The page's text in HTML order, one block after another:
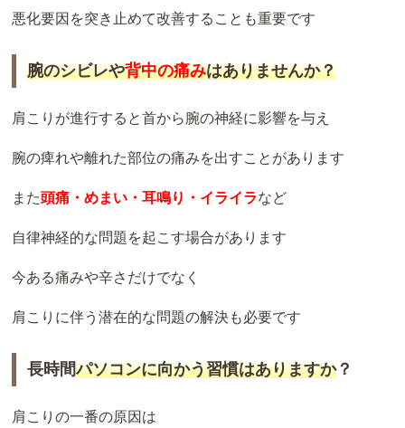
悪化要因を突き止めて改善することも重要です
腕のシビレや背中の痛みはありませんか？
肩こりが進行すると首から腕の神経に影響を与え
腕の痺れや離れた部位の痛みを出すことがあります
また頭痛・めまい・耳鳴り・イライラなど
自律神経的な問題を起こす場合があります
今ある痛みや辛さだけでなく
肩こりに伴う潜在的な問題の解決も必要です
長時間パソコンに向かう習慣はありますか？
肩こりの一番の原因は